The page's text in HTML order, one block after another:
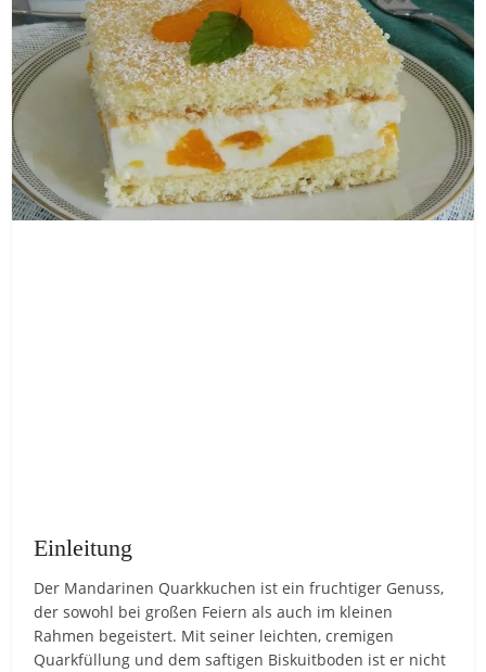
Einleitung
Der Mandarinen Quarkkuchen ist ein fruchtiger Genuss,
der sowohl bei großen Feiern als auch im kleinen
Rahmen begeistert. Mit seiner leichten, cremigen
Quarkfüllung und dem saftigen Biskuitboden ist er nicht